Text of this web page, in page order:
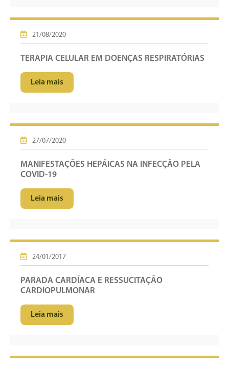
21/08/2020
TERAPIA CELULAR EM DOENÇAS RESPIRATÓRIAS
Leia mais
27/07/2020
MANIFESTAÇÕES HEPÁICAS NA INFECÇÃO PELA
COVID-19
Leia mais
24/01/2017
PARADA CARDÍACA E RESSUCITAÇÃO
CARDIOPULMONAR
Leia mais